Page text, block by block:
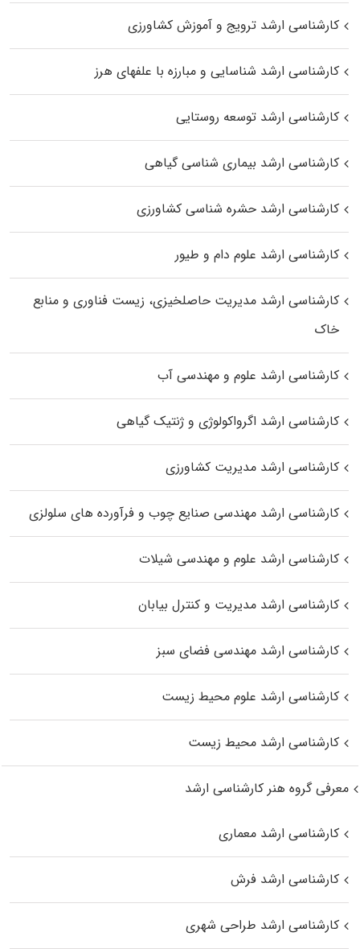
کارشناسی ارشد ترویج و آموزش کشاورزی
کارشناسی ارشد شناسایی و مبارزه با علفهای هرز
کارشناسی ارشد توسعه روستایی
کارشناسی ارشد بیماری‌ شناسی گیاهی
کارشناسی ارشد حشره‌ شناسی کشاورزی
کارشناسی ارشد علوم دام و طیور
کارشناسی ارشد مدیریت حاصلخیزی، زیست فناوری و منابع
خاک
کارشناسی ارشد علوم و مهندسی آب
کارشناسی ارشد اگرواکولوژی و ژنتیک گیاهی
کارشناسی ارشد مدیریت کشاورزی
کارشناسی ارشد مهندسی صنایع چوب و فرآورده‌ های سلولزی
کارشناسی ارشد علوم و مهندسی شیلات
کارشناسی ارشد مدیریت و کنترل بیابان
کارشناسی ارشد مهندسی فضای سبز
کارشناسی ارشد علوم محیط‌ زیست
کارشناسی ارشد محیط زیست
معرفی گروه هنر کارشناسی ارشد
کارشناسی ارشد معماری
کارشناسی ارشد فرش
کارشناسی ارشد طراحی شهری